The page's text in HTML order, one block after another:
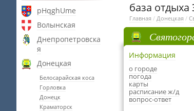
pHqghUme
Волынская
Днепропетровска
я
Донецкая
Белосарайская коса
Горловка
Донецк
Краматорск
база отдыха
Главная / Донецкая /
Информация
о городе
погода
карты
расписание ж/д
вопрос-ответ